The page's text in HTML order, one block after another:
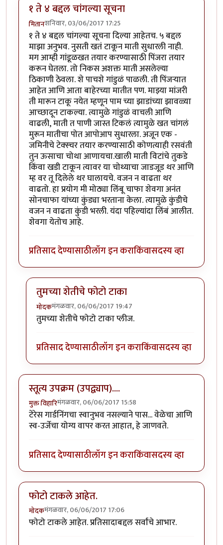
१ ते ४ बद्दल चांगल्या सूचना
मितानशनिवार, 03/06/2017 17:25
१ ते ४ बद्दल चांगल्या सूचना दिल्या आहेतच. ५ बद्दल
माझा अनुभव. नुसती खतं टाकून माती सुधारली नाही.
मग आम्ही गांडूळखत तयार करण्यासाठी पिंजरा तयार
करून घेतला. तो निकस अशक्त माती असलेल्या
ठिकाणी ठेवला. शे पाचशे गांडुळं पाळली. ती पिंजऱ्यात
आहेत आणि आता बाहेरच्या मातीत पण. माझ्या मांजरी
ती मारून टाकू नयेत म्हणून पाम च्या झाडांच्या झावळ्या
आच्छादून टाकल्या. त्यामुळे गांडुळं वाचली आणि
वाढली, माती त पाणी जास्त टिकलं त्यामुळे खत चांगलं
मुरून मातीचा पोत आपोआप सुधारला. अजून एक -
जमिनीचे टेक्स्चर तयार करण्यासाठी कोणत्याही रसवंती
तुन ऊसाचा चोथा आणायचा.खाली माती विटांचे तुकडे
किंवा खडी टाकून त्यावर या चोथ्याचा जाडजूड थर आणि
म्ह वर तू दिलेले थर घालायचे. वजन न वाढता थर
वाढतो. हा प्रयोग मी मोठ्या लिंबू चाफा शेवगा अनंत
सोनचाफा यांच्या कुंड्या भरताना केला. त्यामुळे कुंडीचे
वजन न वाढता कुंडी भरली. यंदा पहिल्यांदा लिंबं आलीत.
शेवगा येतोच आहे.
प्रतिसाद देण्यासाठीलॉग इन कराकिंवासदस्य व्हा
तुमच्या शेतीचे फोटो टाका
मोदकमंगळवार, 06/06/2017 19:47
In reply to१ ते ४ बद्दल चांगल्या सूचना
तुमच्या शेतीचे फोटो टाका प्लीज.
प्रतिसाद देण्यासाठीलॉग इन कराकिंवासदस्य व्हा
स्तूत्य उपक्रम (उपद्व्याप)....
मुक्त विहारिमंगळवार, 06/06/2017 15:58
टेरेस गार्डनिंगचा स्वानुभव नसल्याने पास... वेळेचा आणि
स्व-उर्जेचा योग्य वापर करत आहात, हे जाणवते.
प्रतिसाद देण्यासाठीलॉग इन कराकिंवासदस्य व्हा
फोटो टाकले आहेत.
मोदकमंगळवार, 06/06/2017 17:06
फोटो टाकले आहेत. प्रतिसादाबद्दल सर्वांचे आभार.